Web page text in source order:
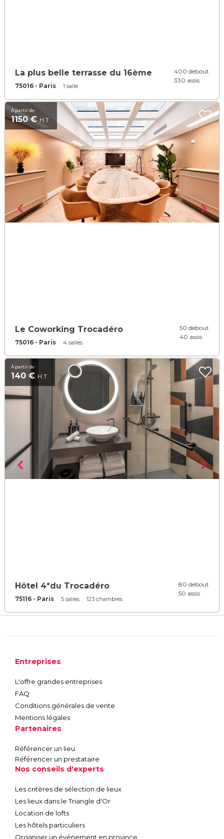
La plus belle terrasse du 16ème
75016 - Paris 1 salle
400 debout
330 assis
À partir de
1150 € H.T
Le Coworking Trocadéro
75016 - Paris 4 salles
50 debout
40 assis
À partir de
140 € H.T
Hôtel 4*du Trocadéro
75116 - Paris 5 salles 123 chambres
80 debout
50 assis
Entreprises
L'offre grandes entreprises
FAQ
Conditions générales de vente
Mentions légales
Partenaires
Référencer un lieu
Référencer un prestataire
Nos conseils d'experts
Les critères de sélection de lieux
Les lieux dans le Triangle d'Or
Location de lofts
Les hôtels particuliers
Organiser un événement en province